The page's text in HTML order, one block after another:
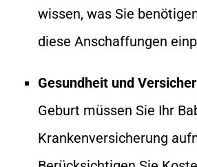
wissen, was Sie
diese Anschaffungen
Gesundheit und
Geburt müssen Sie Ihr
Krankenversicherung